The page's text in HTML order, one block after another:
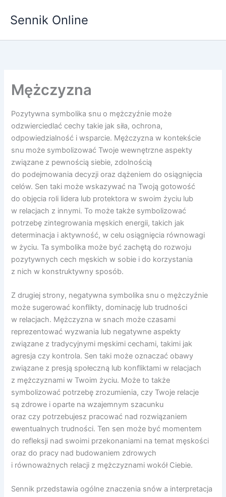
Sennik Online
Mężczyzna
Pozytywna symbolika snu o mężczyźnie może
odzwierciedlać cechy takie jak siła, ochrona,
odpowiedzialność i wsparcie. Mężczyzna w kontekście
snu może symbolizować Twoje wewnętrzne aspekty
związane z pewnością siebie, zdolnością
do podejmowania decyzji oraz dążeniem do osiągnięcia
celów. Sen taki może wskazywać na Twoją gotowość
do objęcia roli lidera lub protektora w swoim życiu lub
w relacjach z innymi. To może także symbolizować
potrzebę zintegrowania męskich energii, takich jak
determinacja i aktywność, w celu osiągnięcia równowagi
w życiu. Ta symbolika może być zachętą do rozwoju
pozytywnych cech męskich w sobie i do korzystania
z nich w konstruktywny sposób.
Z drugiej strony, negatywna symbolika snu o mężczyźnie
może sugerować konflikty, dominację lub trudności
w relacjach. Mężczyzna w snach może czasami
reprezentować wyzwania lub negatywne aspekty
związane z tradycyjnymi męskimi cechami, takimi jak
agresja czy kontrola. Sen taki może oznaczać obawy
związane z presją społeczną lub konfliktami w relacjach
z mężczyznami w Twoim życiu. Może to także
symbolizować potrzebę zrozumienia, czy Twoje relacje
są zdrowe i oparte na wzajemnym szacunku
oraz czy potrzebujesz pracować nad rozwiązaniem
ewentualnych trudności. Ten sen może być momentem
do refleksji nad swoimi przekonaniami na temat męskości
oraz do pracy nad budowaniem zdrowych
i równoważnych relacji z mężczyznami wokół Ciebie.
Sennik przedstawia ogólne znaczenia snów a interpretacja